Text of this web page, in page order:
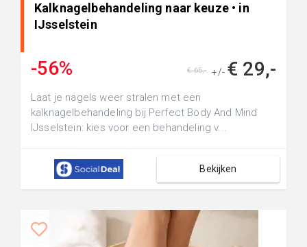
Kalknagelbehandeling naar keuze • in
IJsselstein
-56% +/- € 29,-
€ 65,-
Laat je nagels weer stralen met een
kalknagelbehandeling bij Perfect Body And Mind
IJsselstein: kies voor een behandeling v...
Bekijken